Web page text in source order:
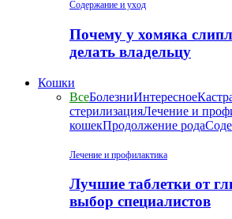
Содержание и уход
Почему у хомяка
делать владельцу
Кошки
ВсеБолезниИнтересное
стерилизацияЛечение и
кошекПродолжение рода
Лечение и профилактика
Лучшие таблетки от
выбор специалистов